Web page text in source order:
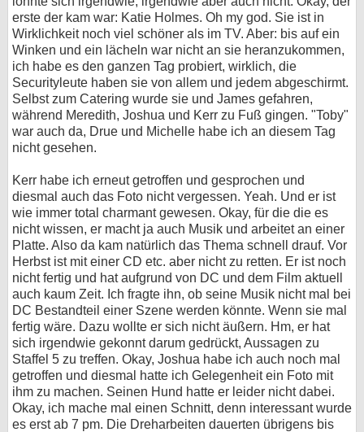
erste der kam war: Katie Holmes. Oh my god. Sie ist in
Wirklichkeit noch viel schöner als im TV. Aber: bis auf ein
Winken und ein lächeln war nicht an sie heranzukommen,
ich habe es den ganzen Tag probiert, wirklich, die
Securityleute haben sie von allem und jedem abgeschirmt.
Selbst zum Catering wurde sie und James gefahren,
während Meredith, Joshua und Kerr zu Fuß gingen. "Toby"
war auch da, Drue und Michelle habe ich an diesem Tag
nicht gesehen.
Kerr habe ich erneut getroffen und gesprochen und
diesmal auch das Foto nicht vergessen. Yeah. Und er ist
wie immer total charmant gewesen. Okay, für die die es
nicht wissen, er macht ja auch Musik und arbeitet an einer
Platte. Also da kam natürlich das Thema schnell drauf. Vor
Herbst ist mit einer CD etc. aber nicht zu retten. Er ist noch
nicht fertig und hat aufgrund von DC und dem Film aktuell
auch kaum Zeit. Ich fragte ihn, ob seine Musik nicht mal bei
DC Bestandteil einer Szene werden könnte. Wenn sie mal
fertig wäre. Dazu wollte er sich nicht äußern. Hm, er hat
sich irgendwie gekonnt darum gedrückt, Aussagen zu
Staffel 5 zu treffen. Okay, Joshua habe ich auch noch mal
getroffen und diesmal hatte ich Gelegenheit ein Foto mit
ihm zu machen. Seinen Hund hatte er leider nicht dabei.
Okay, ich mache mal einen Schnitt, denn interessant wurde
es erst ab 7 pm. Die Dreharbeiten dauerten übrigens bis